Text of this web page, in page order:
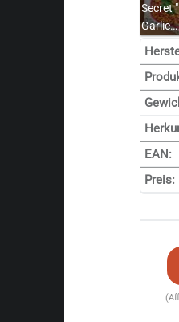
Secret
Garlic…
EAN:
Preis: